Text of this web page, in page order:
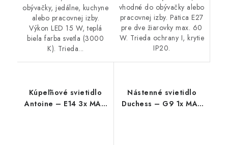
obývačky, jedálne, kuchyne
alebo pracovnej izby.
Výkon LED 15 W, teplá
biela farba svetla (3000
K). Trieda...
vhodné do obývačky alebo
pracovnej izby. Pätica E27
pre dve žiarovky max. 60
W. Trieda ochrany I, krytie
IP20.
Kúpeľňové svietidlo
Antoine – E14 3x MAX
Nástenné svietidlo
Duchess – G9 1x MAX